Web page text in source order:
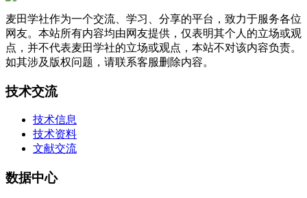
麦田学社作为一个交流、学习、分享的平台，致力于服务各位
网友。本站所有内容均由网友提供，仅表明其个人的立场或观
点，并不代表麦田学社的立场或观点，本站不对该内容负责。
如其涉及版权问题，请联系客服删除内容。
技术交流
技术信息
技术资料
文献交流
数据中心